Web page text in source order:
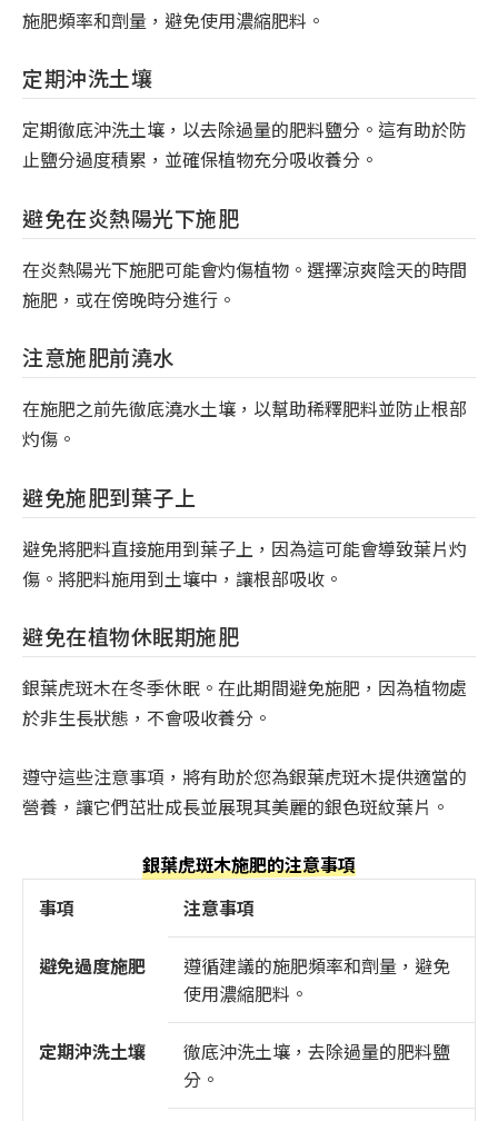
施肥頻率和劑量，避免使用濃縮肥料。
定期沖洗土壤
定期徹底沖洗土壤，以去除過量的肥料鹽分。這有助於防
止鹽分過度積累，並確保植物充分吸收養分。
避免在炎熱陽光下施肥
在炎熱陽光下施肥可能會灼傷植物。選擇涼爽陰天的時間
施肥，或在傍晚時分進行。
注意施肥前澆水
在施肥之前先徹底澆水土壤，以幫助稀釋肥料並防止根部
灼傷。
避免施肥到葉子上
避免將肥料直接施用到葉子上，因為這可能會導致葉片灼
傷。將肥料施用到土壤中，讓根部吸收。
避免在植物休眠期施肥
銀葉虎斑木在冬季休眠。在此期間避免施肥，因為植物處
於非生長狀態，不會吸收養分。
遵守這些注意事項，將有助於您為銀葉虎斑木提供適當的
營養，讓它們茁壯成長並展現其美麗的銀色斑紋葉片。
銀葉虎斑木施肥的注意事項
事項
注意事項
避免過度施肥
遵循建議的施肥頻率和劑量，避免
使用濃縮肥料。
定期沖洗土壤
徹底沖洗土壤，去除過量的肥料鹽
分。